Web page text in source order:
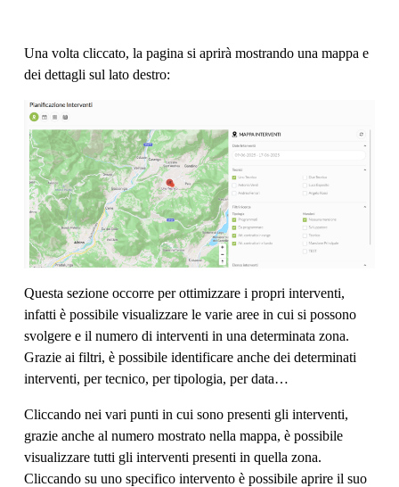
Una volta cliccato, la pagina si aprirà mostrando una mappa e
dei dettagli sul lato destro:
Questa sezione occorre per ottimizzare i propri interventi,
infatti è possibile visualizzare le varie aree in cui si possono
svolgere e il numero di interventi in una determinata zona.
Grazie ai filtri, è possibile identificare anche dei determinati
interventi, per tecnico, per tipologia, per data…
Cliccando nei vari punti in cui sono presenti gli interventi,
grazie anche al numero mostrato nella mappa, è possibile
visualizzare tutti gli interventi presenti in quella zona.
Cliccando su uno specifico intervento è possibile aprire il suo